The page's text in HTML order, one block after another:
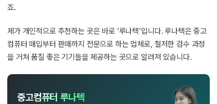
죠.
제가 개인적으로 추천하는 곳은 바로 ‘루나텍’입니다. 루나텍은 중고
컴퓨터 매입부터 판매까지 전문으로 하는 업체로, 철저한 검수 과정
을 거쳐 품질 좋은 기기들을 제공하는 곳으로 알려져 있습니다.
중고컴퓨터 루나텍